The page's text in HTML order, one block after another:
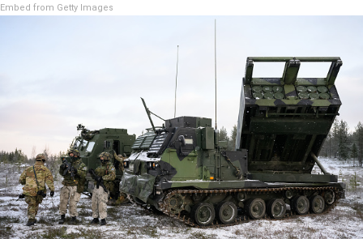
Embed from Getty Images